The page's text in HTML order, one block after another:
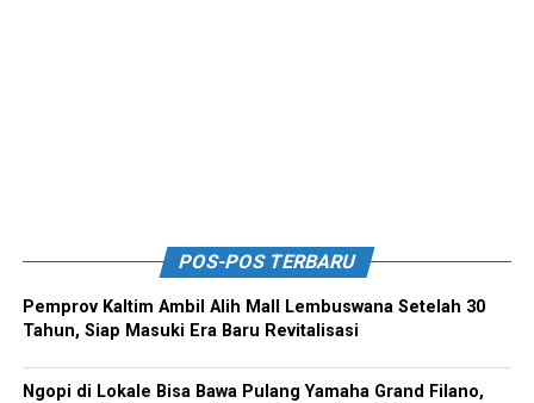
POS-POS TERBARU
Pemprov Kaltim Ambil Alih Mall Lembuswana Setelah 30
Tahun, Siap Masuki Era Baru Revitalisasi
Ngopi di Lokale Bisa Bawa Pulang Yamaha Grand Filano,